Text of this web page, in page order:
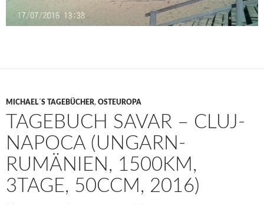
MICHAEL´S TAGEBÜCHER, OSTEUROPA
TAGEBUCH SAVAR – CLUJ-
NAPOCA (UNGARN-
RUMÄNIEN, 1500KM,
3TAGE, 50CCM, 2016)